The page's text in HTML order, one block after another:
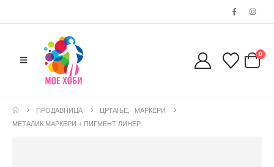
0
ПРОДАВНИЦА ЦРТАЊЕ
МАРКЕРИ
МЕТАЛИК МАРКЕРИ + ПИГМЕНТ ЛИНЕР